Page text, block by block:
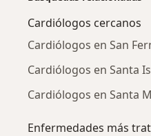
Cardiólogos cercanos
Cardiólogos en San
Cardiólogos en Santa
Cardiólogos en Santa
Enfermedades más